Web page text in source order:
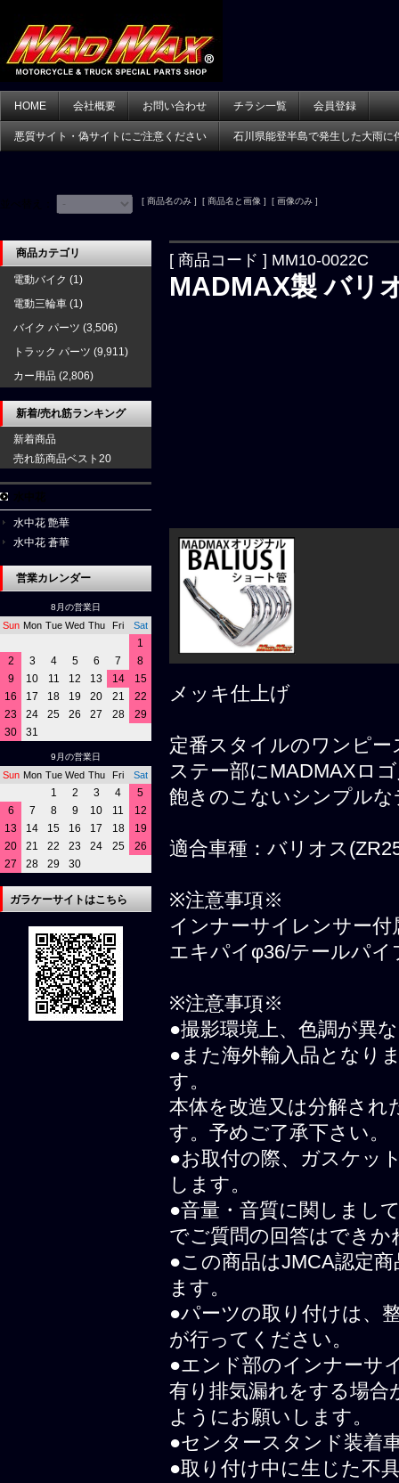
HOME 会社概要 お問い合わせ チラシ一覧 会員登録
悪質サイト・偽サイトにご注意ください 石川県能登半島で発生した大雨に
[ 商品名のみ ] [ 商品名と画像 ] [ 画像のみ ]
[ 商品コード ] MM10-0022C
MADMAX製 バリ
メッキ仕上げ
定番スタイルのワンピー
ステー部にMADMAXロ
飽きのこないシンプル
適合車種：バリオス
※注意事項※
インナーサイレンサー付
エキパイφ36/テールパイ
※注意事項※
●撮影環境上、色調が異
●また海外輸入品となり
す。
本体を改造又は分解され
す。予めご了承下さい。
●お取付の際、ガスケッ
します。
●音量・音質に関しまし
でご質問の回答はでき
●この商品はJMCA認定
ます。
●パーツの取り付けは、
が行ってください。
●エンド部のインナーサ
有り排気漏れをする場
ようにお願いします。
●センタースタンド装着
●取り付け中に生じた不
商品カテゴリ
電動バイク (1)
電動三輪車 (1)
バイク パーツ (3,506)
トラック パーツ (9,911)
カー用品 (2,806)
新着/売れ筋ランキング
新着商品
売れ筋商品ベスト20
水中花 艶華
水中花 蒼華
営業カレンダー
8月の営業日
Sun Mon Tue Wed Thu Fri Sat
1
2
3 4 5 6 7
8
9
10 11 12 13 14
15
16
17 18 19 20 21
22
23
24 25 26 27 28
29
30
31
9月の営業日
Sun Mon Tue Wed Thu Fri Sat
1 2 3 4
5
6
7 8 9 10 11
12
13
14 15 16 17 18
19
20
21 22 23 24 25
26
27
28 29 30
ガラケーサイトはこちら